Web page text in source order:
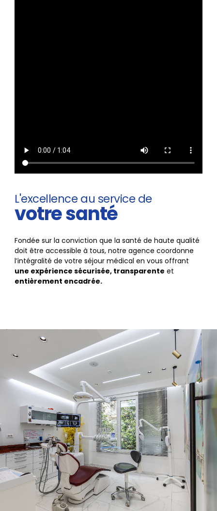
L'excellence au service de
votre santé
Fondée sur la conviction que la santé de haute qualité
doit être accessible à tous, notre agence coordonne
l’intégralité de votre séjour médical en vous offrant
une expérience sécurisée, transparente et
entièrement encadrée.